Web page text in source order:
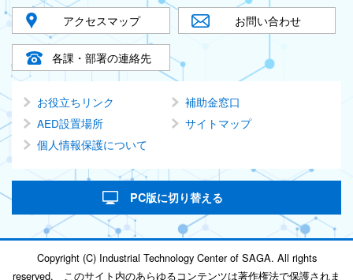
アクセスマップ お問い合わせ
各課・部署の連絡先
お役立ちリンク
補助金窓口
AED設置場所
サイトマップ
個人情報保護について
PC版に切り替える
Copyright (C) Industrial Technology Center of SAGA. All rights
reserved. このサイト内のあらゆるコンテンツは著作権法で保護されま